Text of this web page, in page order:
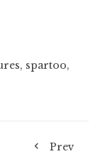
, spartoo,
Prev